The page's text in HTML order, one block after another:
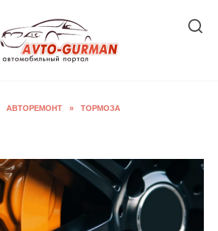
АВТОРЕМОНТ » ТОРМОЗА